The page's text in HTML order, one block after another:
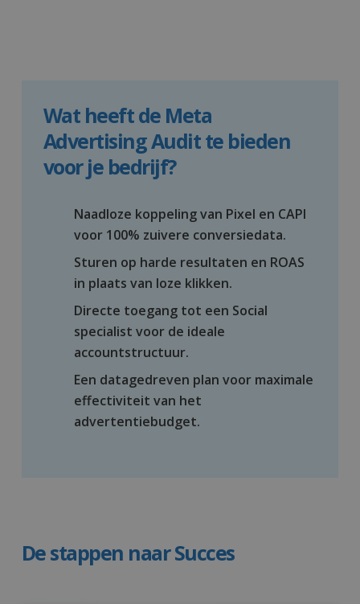
Wat heeft de Meta
Advertising Audit te bieden
voor je bedrijf?
Naadloze koppeling van Pixel en CAPI
voor 100% zuivere conversiedata.
Sturen op harde resultaten en ROAS
in plaats van loze klikken.
Directe toegang tot een Social
specialist voor de ideale
accountstructuur.
Een datagedreven plan voor maximale
effectiviteit van het
advertentiebudget.
De stappen naar Succes